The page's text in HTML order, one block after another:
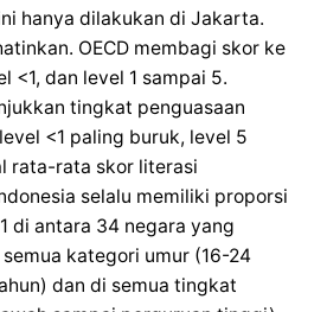
hanya dilakukan di Jakarta.
OECD membagi skor ke
<1, dan level 1 sampai 5.
tingkat penguasaan
<1 paling buruk, level 5
rata-rata skor literasi
selalu memiliki proporsi
di antara 34 negara yang
kategori umur (16-24
dan di semua tingkat